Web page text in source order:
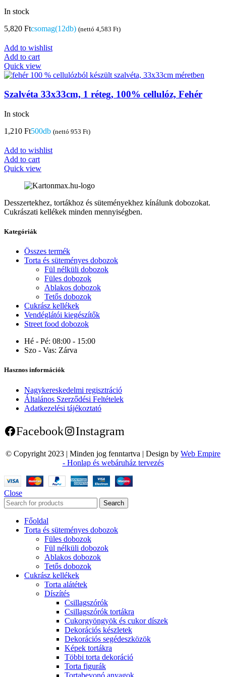
In stock
5,820 Ftcsomag(12db) (nettó 4,583 Ft)
Add to wishlist
Add to cart
Quick view
Szalvéta 33x33cm, 1 réteg, 100% cellulóz, Fehér
In stock
1,210 Ft500db (nettó 953 Ft)
Add to wishlist
Add to cart
Quick view
Desszertekhez, tortákhoz és süteményekhez kínálunk dobozokat.
Cukrászati kellékek minden mennyiségben.
Kategóriák
Összes termék
Torta és süteményes dobozok
Fül nélküli dobozok
Füles dobozok
Ablakos dobozok
Tetős dobozok
Cukrász kellékek
Vendéglátói kiegészítők
Street food dobozok
Hé - Pé: 08:00 - 15:00
Szo - Vas: Zárva
Hasznos információk
Nagykereskedelmi regisztráció
Általános Szerződési Feltételek
Adatkezelési tájékoztató
Facebook Instagram
© Copyright 2023 | Minden jog fenntartva | Design by Web Empire
- Honlap és webáruház tervezés
Close
Search
Főoldal
Torta és süteményes dobozok
Füles dobozok
Fül nélküli dobozok
Ablakos dobozok
Tetős dobozok
Cukrász kellékek
Torta alátétek
Díszítés
Csillagszórók
Csillagszórók tortákra
Cukorgyöngyök és cukor díszek
Dekorációs készletek
Dekorációs segédeszközök
Képek tortákra
Többi torta dekoráció
Torta figurák
Tortabevonó anyagok